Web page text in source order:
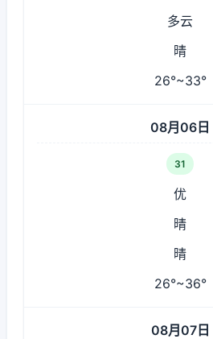
多云
晴
26°~33°
08月06日
31
优
晴
晴
26°~36°
08月07日